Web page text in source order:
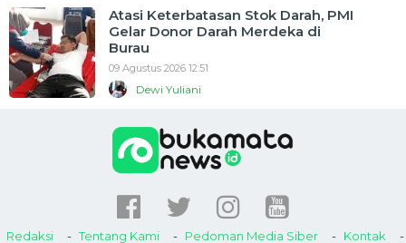
Atasi Keterbatasan Stok Darah, PMI
Gelar Donor Darah Merdeka di
Burau
09 Agustus 2026 12:51
Dewi Yuliani
Redaksi Tentang Kami Pedoman Media Siber Kontak